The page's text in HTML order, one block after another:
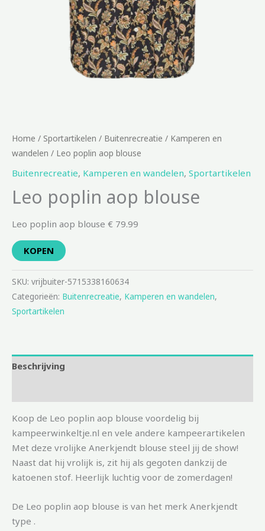
Home / Sportartikelen / Buitenrecreatie / Kamperen en
wandelen / Leo poplin aop blouse
Buitenrecreatie, Kamperen en wandelen, Sportartikelen
Leo poplin aop blouse
Leo poplin aop blouse € 79.99
KOPEN
SKU: vrijbuiter-5715338160634
Categorieën: Buitenrecreatie, Kamperen en wandelen,
Sportartikelen
Beschrijving
Koop de Leo poplin aop blouse voordelig bij
kampeerwinkeltje.nl en vele andere kampeerartikelen
Met deze vrolijke Anerkjendt blouse steel jij de show!
Naast dat hij vrolijk is, zit hij als gegoten dankzij de
katoenen stof. Heerlijk luchtig voor de zomerdagen!
De Leo poplin aop blouse is van het merk Anerkjendt
type .